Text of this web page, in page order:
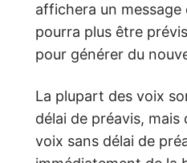
affichera un
pourra plus être
pour générer du
La plupart des voix
délai de préavis, mais
voix sans délai de